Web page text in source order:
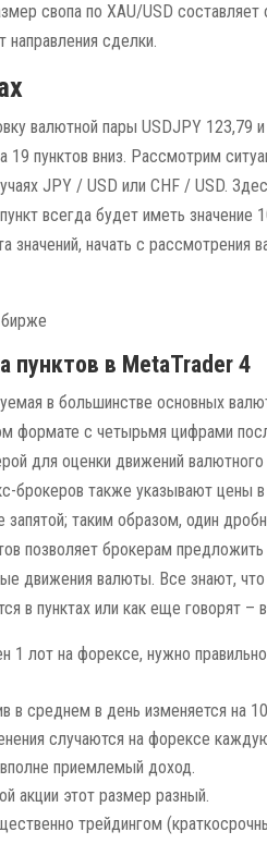
свопа по XAU/USD
направления сделки.
валютной пары USDJPY 123,79
19 пунктов вниз. Рассмотрим
JPY / USD или CHF / USD.
всегда будет иметь
значений, начать с
пунктов в MetaTrader 4
в большинстве основных
формате с четырьмя цифрами
для оценки движений
брокеров также указывают цены
запятой; таким образом, один
позволяет брокерам
движения валюты. Все знают,
в пунктах или как еще говорят –
1 лот на форексе, нужно
в среднем в день изменяется на
случаются на форексе
приемлемый доход.
акции этот размер разный.
трейдингом